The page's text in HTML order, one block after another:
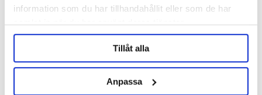
information som du har tillhandahållit eller som de har
samlat in när du har använt deras tjänster.
Tillåt alla
Anpassa